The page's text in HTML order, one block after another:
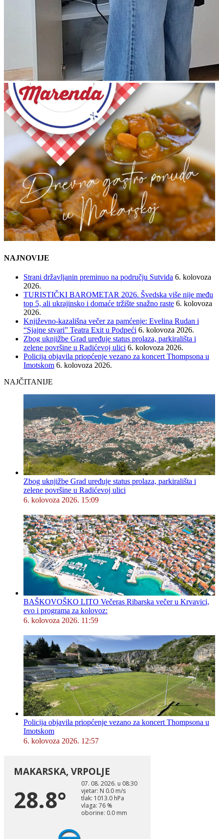
NAJNOVIJE
Strani državljanin preminuo na području Sutvida 6. kolovoza
2026.
TURISTIČKI BAROMETAR 2026. Švedska više nije među
top 5, ali ukrajinsko i domaće tržište snažno raste 6. kolovoza
2026.
Književno-kazališna večer za pamćenje: Evelina Rudan i
“Sjajne stvari” Teatra Exit u Podpeći 6. kolovoza 2026.
Zbog uknjižbe Grad uređuje status prolaza, parkirališta i
zelene površine u Radićevoj ulici 6. kolovoza 2026.
Policija objavila priopćenje vezano za koncert Thompsona u
Imotskom 6. kolovoza 2026.
NAJČITANIJE
Zbog uknjižbe Grad uređuje status prolaza, parkirališta i
zelene površine u Radićevoj ulici
6. kolovoza 2026. 15:09
BAŠKOVOŠKO LITO Večeras Ribarska večer u Krvavici,
evo i programa za kolovoz:
6. kolovoza 2026. 11:59
Policija objavila priopćenje vezano za koncert Thompsona u
Imotskom
6. kolovoza 2026. 12:57